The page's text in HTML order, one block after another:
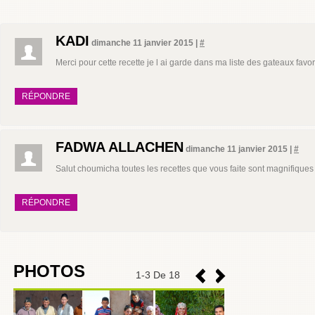
KADI dimanche 11 janvier 2015 | #
Merci pour cette recette je l ai garde dans ma liste des gateaux
RÉPONDRE
FADWA ALLACHEN dimanche 11 janvier 2015 | #
Salut choumicha toutes les recettes que vous faite sont magnifiques
RÉPONDRE
1-3 De 18
PHOTOS